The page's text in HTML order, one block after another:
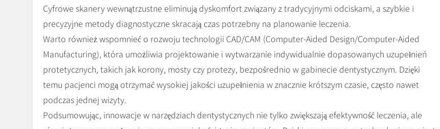
Cyfrowe skanery wewnątrzustne eliminują dyskomfort związany z tradycyjnymi odciskami, a szybkie i
precyzyjne metody diagnostyczne skracają czas potrzebny na planowanie leczenia.
Warto również wspomnieć o rozwoju technologii CAD/CAM (Computer-Aided Design/Computer-Aided
Manufacturing), która umożliwia projektowanie i wytwarzanie indywidualnie dopasowanych uzupełnień
protetycznych, takich jak korony, mosty czy protezy, bezpośrednio w gabinecie dentystycznym. Dzięki
temu pacjenci mogą otrzymać wysokiej jakości uzupełnienia w znacznie krótszym czasie, często nawet
podczas jednej wizyty.
Podsumowując, innowacje w narzędziach dentystycznych nie tylko zwiększają efektywność leczenia, ale